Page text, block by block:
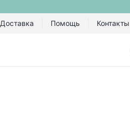
Доставка Помощь Контакты